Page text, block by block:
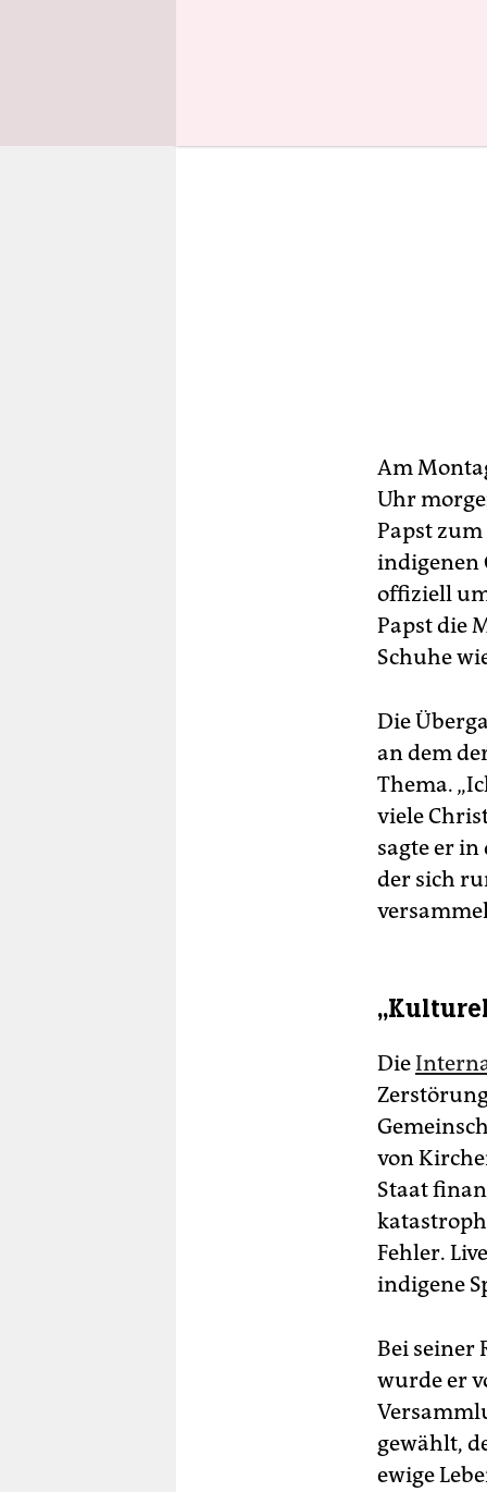
Am
Uhr
Papst
indigenen
offiziell
Papst die
Schuhe
Die
an dem
Thema.
viele
sagte er
der sich
Die
von
Staat
Fehler.
indigene
Bei seiner
wurde er
gewählt,
ewige